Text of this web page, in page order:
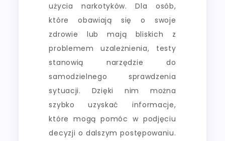
użycia narkotyków. Dla osób,
które obawiają się o swoje
zdrowie lub mają bliskich z
problemem uzależnienia, testy
stanowią narzędzie do
samodzielnego sprawdzenia
sytuacji. Dzięki nim można
szybko uzyskać informacje,
które mogą pomóc w podjęciu
decyzji o dalszym postępowaniu.